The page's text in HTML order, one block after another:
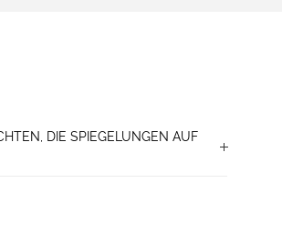
DIE SPIEGELUNGEN AUF